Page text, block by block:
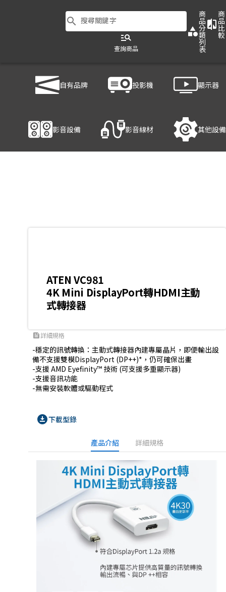
search 搜尋關鍵字
manage_search
查詢商品
category
商
品
分
類
列
表
compare
商
品
比
較
自有品牌 投影機 顯示器
影音設備 影音線材 其他設備
產品細節
ATEN VC981
4K Mini DisplayPort轉HDMI主動
式轉接器
feed詳細規格
-穩定的訊號轉換：主動式轉接器內建專屬晶片，即便輸出設
備不支援雙模DisplayPort (DP++)*，仍可確保出畫
-支援 AMD Eyefinity™ 技術 (可支援多重顯示器)
-支援音訊功能
-無需安裝軟體或驅動程式
download_for_offline下載型錄
產品介紹 詳細規格